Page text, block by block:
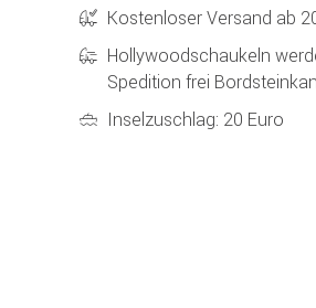
Kostenloser Versand ab
Hollywoodschaukeln
Spedition frei
Inselzuschlag: 20 Euro